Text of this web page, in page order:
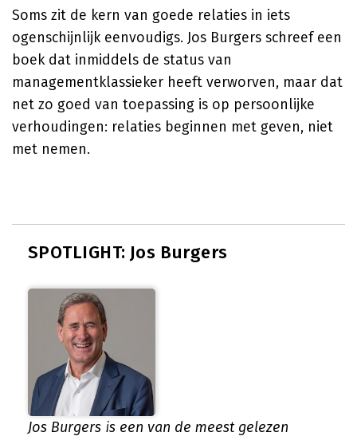
Soms zit de kern van goede relaties in iets
ogenschijnlijk eenvoudigs. Jos Burgers schreef een
boek dat inmiddels de status van
managementklassieker heeft verworven, maar dat
net zo goed van toepassing is op persoonlijke
verhoudingen: relaties beginnen met geven, niet
met nemen.
SPOTLIGHT: Jos Burgers
Jos Burgers is een van de meest gelezen